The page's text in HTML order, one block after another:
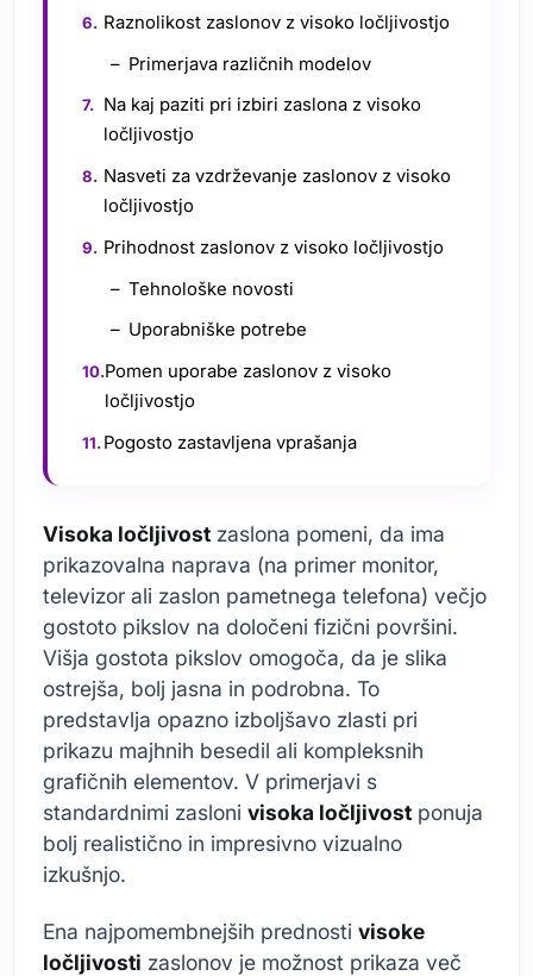
Raznolikost zaslonov z visoko ločljivostjo
Primerjava različnih modelov
Na kaj paziti pri izbiri zaslona z visoko
ločljivostjo
Nasveti za vzdrževanje zaslonov z visoko
ločljivostjo
Prihodnost zaslonov z visoko ločljivostjo
Tehnološke novosti
Uporabniške potrebe
Pomen uporabe zaslonov z visoko
ločljivostjo
Pogosto zastavljena vprašanja
Visoka ločljivost zaslona pomeni, da ima
prikazovalna naprava (na primer monitor,
televizor ali zaslon pametnega telefona) večjo
gostoto pikslov na določeni fizični površini.
Višja gostota pikslov omogoča, da je slika
ostrejša, bolj jasna in podrobna. To
predstavlja opazno izboljšavo zlasti pri
prikazu majhnih besedil ali kompleksnih
grafičnih elementov. V primerjavi s
standardnimi zasloni visoka ločljivost ponuja
bolj realistično in impresivno vizualno
izkušnjo.
Ena najpomembnejših prednosti visoke
ločljivosti zaslonov je možnost prikaza več